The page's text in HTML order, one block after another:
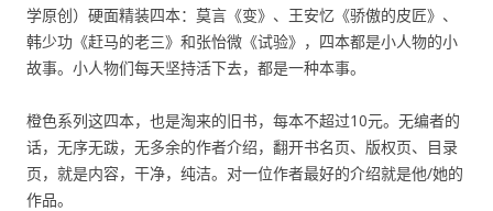
学原创）硬面精装四本：莫言《变》、王安忆《骄傲的皮匠》、
韩少功《赶马的老三》和张怡微《试验》，四本都是小人物的小
故事。小人物们每天坚持活下去，都是一种本事。
橙色系列这四本，也是淘来的旧书，每本不超过10元。无编者的
话，无序无跋，无多余的作者介绍，翻开书名页、版权页、目录
页，就是内容，干净，纯洁。对一位作者最好的介绍就是他/她的
作品。